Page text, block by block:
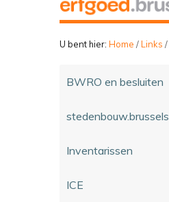
U bent hier: Home /Links /
BWRO en besluiten
stedenbouw.brussels
Inventarissen
ICE